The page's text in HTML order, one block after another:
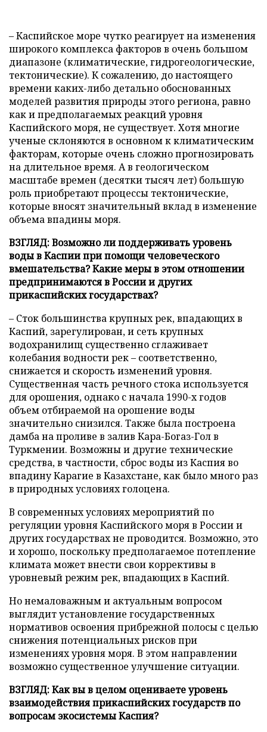
– Каспийское море чутко реагирует на изменения
широкого комплекса факторов в очень большом
диапазоне (климатические, гидрогеологические,
тектонические). К сожалению, до настоящего
времени каких-либо детально обоснованных
моделей развития природы этого региона, равно
как и предполагаемых реакций уровня
Каспийского моря, не существует. Хотя многие
ученые склоняются в основном к климатическим
факторам, которые очень сложно прогнозировать
на длительное время. А в геологическом
масштабе времен (десятки тысяч лет) большую
роль приобретают процессы тектонические,
которые вносят значительный вклад в изменение
объема впадины моря.
ВЗГЛЯД: Возможно ли поддерживать уровень
воды в Каспии при помощи человеческого
вмешательства? Какие меры в этом отношении
предпринимаются в России и других
прикаспийских государствах?
– Сток большинства крупных рек, впадающих в
Каспий, зарегулирован, и сеть крупных
водохранилищ существенно сглаживает
колебания водности рек – соответственно,
снижается и скорость изменений уровня.
Существенная часть речного стока используется
для орошения, однако с начала 1990-х годов
объем отбираемой на орошение воды
значительно снизился. Также была построена
дамба на проливе в залив Кара-Богаз-Гол в
Туркмении. Возможны и другие технические
средства, в частности, сброс воды из Каспия во
впадину Карагие в Казахстане, как было много раз
в природных условиях голоцена.
В современных условиях мероприятий по
регуляции уровня Каспийского моря в России и
других государствах не проводится. Возможно, это
и хорошо, поскольку предполагаемое потепление
климата может внести свои коррективы в
уровневый режим рек, впадающих в Каспий.
Но немаловажным и актуальным вопросом
выглядит установление государственных
нормативов освоения прибрежной полосы с целью
снижения потенциальных рисков при
изменениях уровня моря. В этом направлении
возможно существенное улучшение ситуации.
ВЗГЛЯД: Как вы в целом оцениваете уровень
взаимодействия прикаспийских государств по
вопросам экосистемы Каспия?